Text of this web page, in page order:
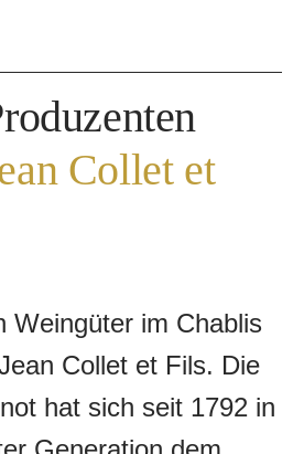
Maiabende.
Collet et
Weingüter im Chablis
Collet et Fils. Die
hat sich seit 1792 in